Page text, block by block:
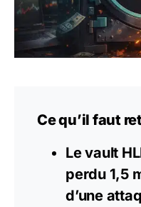
Ce qu’il faut
Le vault
perdu 1,5
d’une